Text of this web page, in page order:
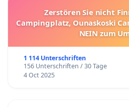
Zerstören Sie nicht
Campingplatz, Ounaskoski
NEIN zum
1 114 Unterschriften
156 Unterschriften / 30 Tage
4 Oct 2025